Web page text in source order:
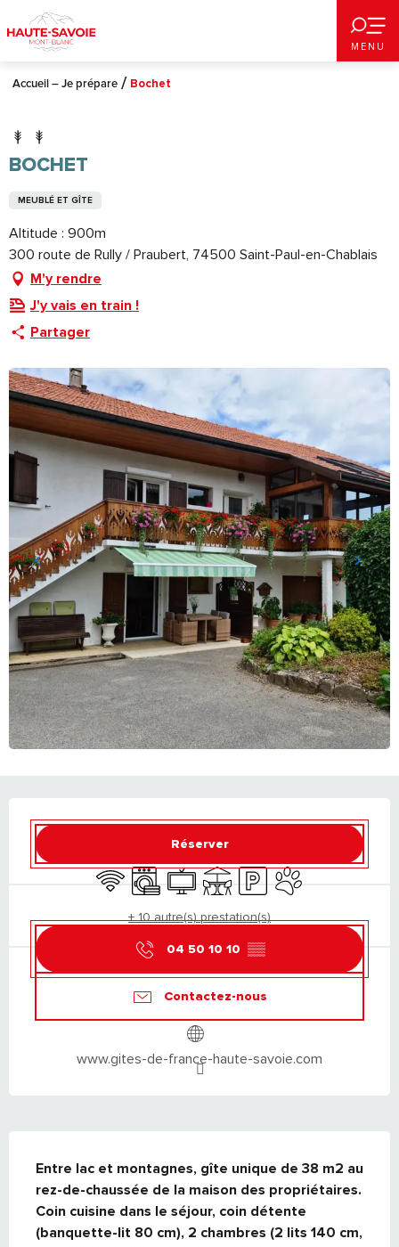
au
contenu
principal
MENU
Accueil – Je prépare Bochet
BOCHET
MEUBLÉ ET GÎTE
Altitude : 900m
300 route de Rully / Praubert, 74500 Saint-Paul-en-Chablais
M'y rendre
J'y vais en train !
Partager
Réserver
WiFi Lave lingeTélévisionTerrasseParkingAnimaux acceptés
+ 10 autre(s) prestation(s)
04 50 10 10 ▒▒
Contactez-nous
www.gites-de-france-haute-savoie.com
Entre lac et montagnes, gîte unique de 38 m2 au
rez-de-chaussée de la maison des propriétaires.
Coin cuisine dans le séjour, coin détente
(banquette-lit 80 cm), 2 chambres (2 lits 140 cm,